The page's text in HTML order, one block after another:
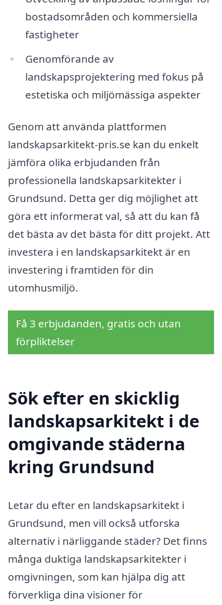
bostadsområden och kommersiella
fastigheter
Genomförande av
landskapsprojektering med fokus på
estetiska och miljömässiga aspekter
Genom att använda plattformen
landskapsarkitekt-pris.se kan du enkelt
jämföra olika erbjudanden från
professionella landskapsarkitekter i
Grundsund. Detta ger dig möjlighet att
göra ett informerat val, så att du kan få
det bästa av det bästa för ditt projekt. Att
investera i en landskapsarkitekt är en
investering i framtiden för din
utomhusmiljö.
Få 3 erbjudanden, gratis och utan
förpliktelser
Sök efter en skicklig
landskapsarkitekt i de
omgivande städerna
kring Grundsund
Letar du efter en landskapsarkitekt i
Grundsund, men vill också utforska
alternativ i närliggande städer? Det finns
många duktiga landskapsarkitekter i
omgivningen, som kan hjälpa dig att
förverkliga dina visioner för